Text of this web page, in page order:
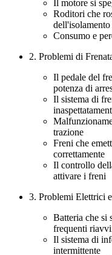
Il motore si
Roditori che
dell'isolamento
Consumo e
2. Problemi di
Il pedale del
potenza di
Il sistema di
trazione
Freni che
correttamente
Il controllo
attivare i freni
3. Problemi Elettrici
Batteria che si
frequenti
Il sistema di
intermittente